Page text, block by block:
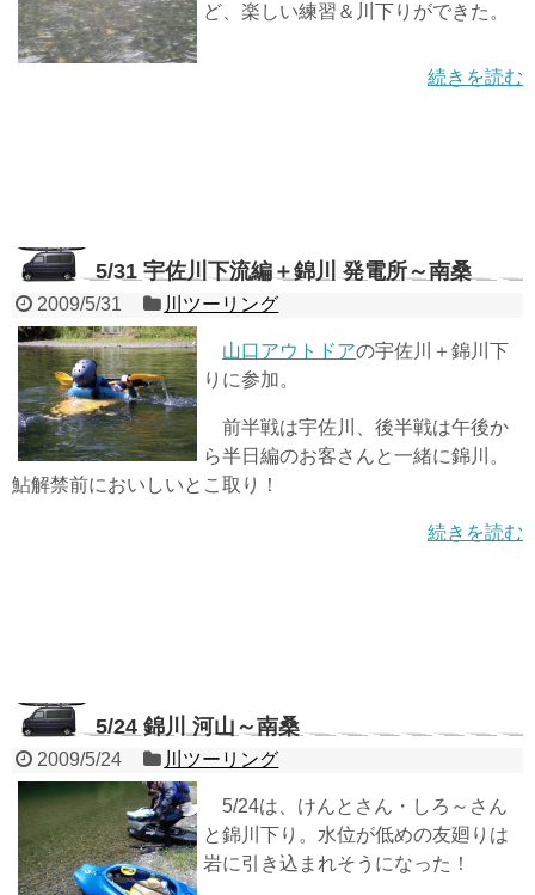
ど、楽しい練習＆川下りができた。
続きを読む
5/31 宇佐川下流編＋錦川 発電所～南桑
2009/5/31 川ツーリング
山口アウトドアの宇佐川＋錦川下
りに参加。
前半戦は宇佐川、後半戦は午後か
ら半日編のお客さんと一緒に錦川。
鮎解禁前においしいとこ取り！
続きを読む
5/24 錦川 河山～南桑
2009/5/24 川ツーリング
5/24は、けんとさん・しろ～さん
と錦川下り。水位が低めの友廻りは
岩に引き込まれそうになった！